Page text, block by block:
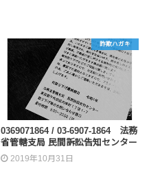
詐欺ハガキ
0369071864 / 03-6907-1864 法務
省管轄支局 民間訴訟告知センター
2019年10月31日